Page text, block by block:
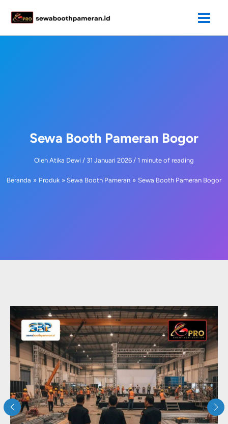
konten
Sewa Booth Pameran Bogor
Oleh Atika Dewi / 31 Januari 2026 / 1 minute of reading
Beranda Produk Sewa Booth Pameran Sewa Booth Pameran Bogor